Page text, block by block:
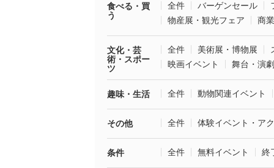
食べる・買
う
全件 バーゲンセール
物産展・観光フェア
商
文化・芸
術・スポー
ツ
全件 美術展・博物展
映画イベント
舞台・演劇
趣味・生活 全件 動物関連イベント
その他 全件 体験イベント・ア
条件 全件 無料イベント 終